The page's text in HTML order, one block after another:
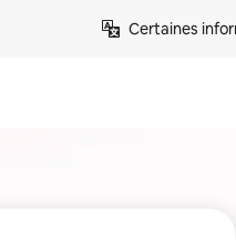
Certaines